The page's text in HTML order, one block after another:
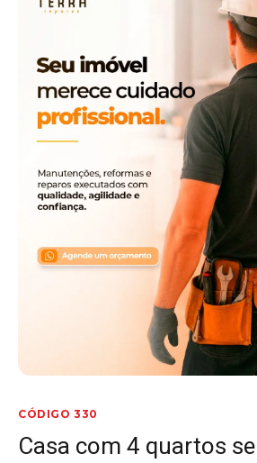
CÓDIGO 330
Casa com 4 quartos